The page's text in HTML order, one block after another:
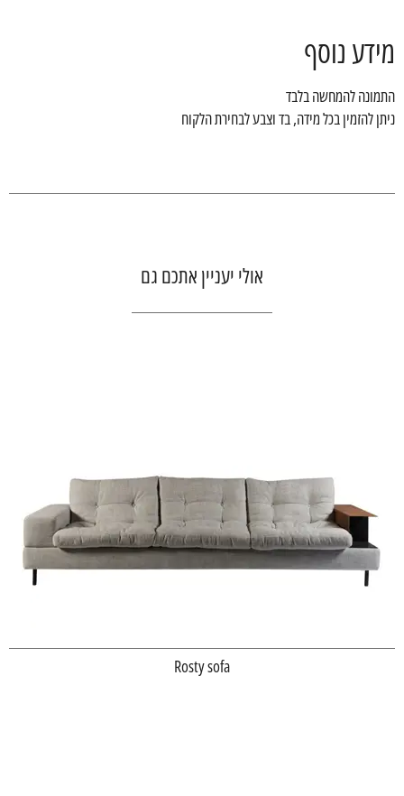
מידע נוסף
התמונה להמחשה בלבד
ניתן להזמין בכל מידה, בד וצבע לבחירת הלקוח
אולי יעניין אתכם גם
Rosty sofa